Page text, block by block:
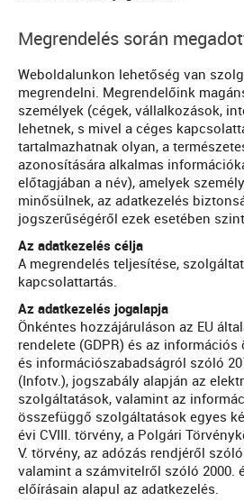
Megrendelés során
Weboldalunkon lehetőség van
megrendelni. Megrendelőink
személyek (cégek, vállalkozások,
lehetnek, s mivel a céges
tartalmazhatnak olyan, a
azonosítására alkalmas
előtagjában a név), amelyek
minősülnek, az adatkezelés
jogszerűségéről ezek esetében
Az adatkezelés célja
A megrendelés teljesítése,
kapcsolattartás.
Az adatkezelés jogalapja
Önkéntes hozzájáruláson az EU
rendelete (GDPR) és az
és információszabadságról szóló
(Infotv.), jogszabály alapján az
szolgáltatások, valamint az
összefüggő szolgáltatások egyes
évi CVIII. törvény, a Polgári
V. törvény, az adózás rendjéről
valamint a számvitelről szóló 2000.
előírásain alapul az adatkezelés.